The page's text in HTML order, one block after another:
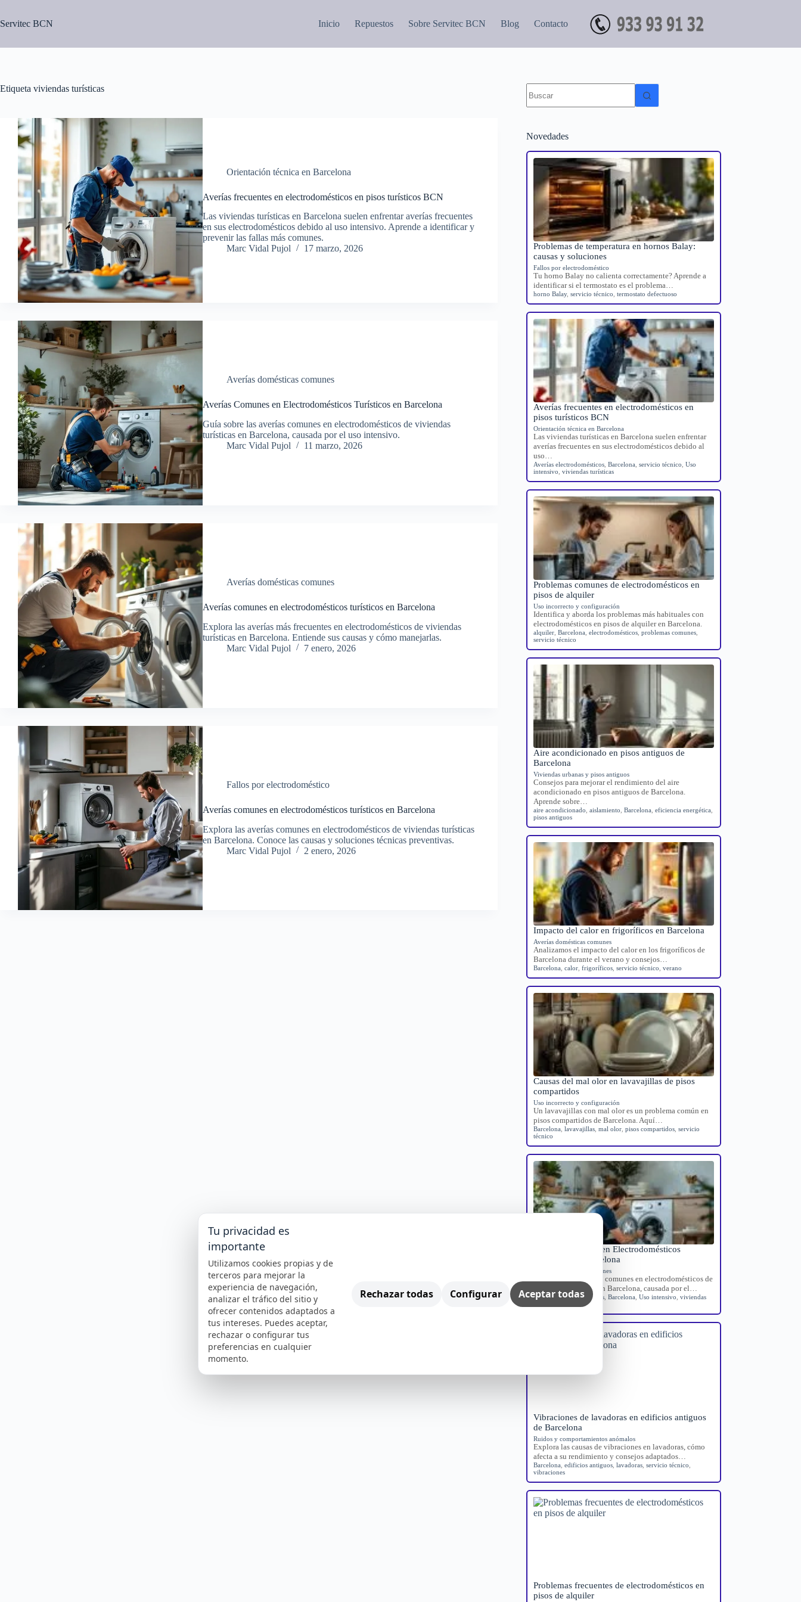
contenido
Servitec BCN Inicio Repuestos Sobre Servitec BCN Blog Contacto
Etiqueta viviendas turísticas
Orientación técnica en Barcelona
Averías frecuentes en electrodomésticos en pisos turísticos BCN
Las viviendas turísticas en Barcelona suelen enfrentar averías frecuentes
en sus electrodomésticos debido al uso intensivo. Aprende a identificar y
prevenir las fallas más comunes.
Marc Vidal Pujol
17 marzo, 2026
Averías domésticas comunes
Averías Comunes en Electrodomésticos Turísticos en Barcelona
Guía sobre las averías comunes en electrodomésticos de viviendas
turísticas en Barcelona, causada por el uso intensivo.
Marc Vidal Pujol
11 marzo, 2026
Averías domésticas comunes
Averías comunes en electrodomésticos turísticos en Barcelona
Explora las averías más frecuentes en electrodomésticos de viviendas
turísticas en Barcelona. Entiende sus causas y cómo manejarlas.
Marc Vidal Pujol
7 enero, 2026
Fallos por electrodoméstico
Averías comunes en electrodomésticos turísticos en Barcelona
Explora las averías comunes en electrodomésticos de viviendas turísticas
en Barcelona. Conoce las causas y soluciones técnicas preventivas.
Marc Vidal Pujol
2 enero, 2026
resultados
Novedades
Problemas de temperatura en hornos Balay:
causas y soluciones
Fallos por electrodoméstico
Tu horno Balay no calienta correctamente? Aprende a
identificar si el termostato es el problema…
horno Balay,servicio técnico ,termostato defectuoso
Averías frecuentes en electrodomésticos en
pisos turísticos BCN
Orientación técnica en Barcelona
Las viviendas turísticas en Barcelona suelen enfrentar
averías frecuentes en sus electrodomésticos debido al
uso…
Averías electrodomésticos ,Barcelona ,servicio técnico ,Uso
intensivo ,viviendas turísticas
Problemas comunes de electrodomésticos en
pisos de alquiler
Uso incorrecto y configuración
Identifica y aborda los problemas más habituales con
electrodomésticos en pisos de alquiler en Barcelona.
alquiler ,Barcelona ,electrodomésticos ,problemas comunes
servicio técnico
Aire acondicionado en pisos antiguos de
Barcelona
Viviendas urbanas y pisos antiguos
Consejos para mejorar el rendimiento del aire
acondicionado en pisos antiguos de Barcelona.
Aprende sobre…
aire acondicionado ,aislamiento ,Barcelona ,eficiencia energética
pisos antiguos
Impacto del calor en frigoríficos en Barcelona
Averías domésticas comunes
Analizamos el impacto del calor en los frigoríficos de
Barcelona durante el verano y consejos…
Barcelona ,calor ,frigoríficos ,servicio técnico ,verano
Causas del mal olor en lavavajillas de pisos
compartidos
Uso incorrecto y configuración
Un lavavajillas con mal olor es un problema común en
pisos compartidos de Barcelona. Aquí…
Barcelona ,lavavajillas ,mal olor ,pisos compartidos ,servicio
técnico
Averías Comunes en Electrodomésticos
Turísticos en Barcelona
Averías domésticas comunes
Guía sobre las averías comunes en electrodomésticos de
viviendas turísticas en Barcelona, causada por el…
Averías electrodomésticos ,Barcelona ,Uso intensivo ,viviendas
Vibraciones de lavadoras en edificios antiguos
de Barcelona
Ruidos y comportamientos anómalos
Explora las causas de vibraciones en lavadoras, cómo
afecta a su rendimiento y consejos adaptados…
Barcelona ,edificios antiguos ,lavadoras ,servicio técnico
vibraciones
Problemas frecuentes de electrodomésticos en
pisos de alquiler
Tu privacidad es
importante
Utilizamos cookies propias y de
terceros para mejorar la
experiencia de navegación,
analizar el tráfico del sitio y
ofrecer contenidos adaptados a
tus intereses. Puedes aceptar,
rechazar o configurar tus
preferencias en cualquier
momento.
Rechazar todas Configurar Aceptar todas